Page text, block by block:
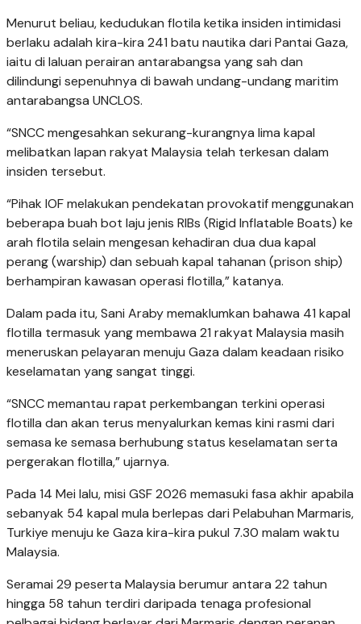
Menurut beliau, kedudukan flotila ketika insiden intimidasi
berlaku adalah kira-kira 241 batu nautika dari Pantai Gaza,
iaitu di laluan perairan antarabangsa yang sah dan
dilindungi sepenuhnya di bawah undang-undang maritim
antarabangsa UNCLOS.
“SNCC mengesahkan sekurang-kurangnya lima kapal
melibatkan lapan rakyat Malaysia telah terkesan dalam
insiden tersebut.
“Pihak IOF melakukan pendekatan provokatif menggunakan
beberapa buah bot laju jenis RIBs (Rigid Inflatable Boats) ke
arah flotila selain mengesan kehadiran dua dua kapal
perang (warship) dan sebuah kapal tahanan (prison ship)
berhampiran kawasan operasi flotilla,” katanya.
Dalam pada itu, Sani Araby memaklumkan bahawa 41 kapal
flotilla termasuk yang membawa 21 rakyat Malaysia masih
meneruskan pelayaran menuju Gaza dalam keadaan risiko
keselamatan yang sangat tinggi.
“SNCC memantau rapat perkembangan terkini operasi
flotilla dan akan terus menyalurkan kemas kini rasmi dari
semasa ke semasa berhubung status keselamatan serta
pergerakan flotilla,” ujarnya.
Pada 14 Mei lalu, misi GSF 2026 memasuki fasa akhir apabila
sebanyak 54 kapal mula berlepas dari Pelabuhan Marmaris,
Turkiye menuju ke Gaza kira-kira pukul 7.30 malam waktu
Malaysia.
Seramai 29 peserta Malaysia berumur antara 22 tahun
hingga 58 tahun terdiri daripada tenaga profesional